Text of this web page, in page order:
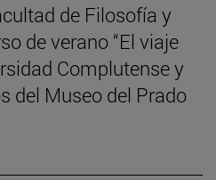
de Filosofía y
de verano “El viaje
Complutense y
del Museo del Prado